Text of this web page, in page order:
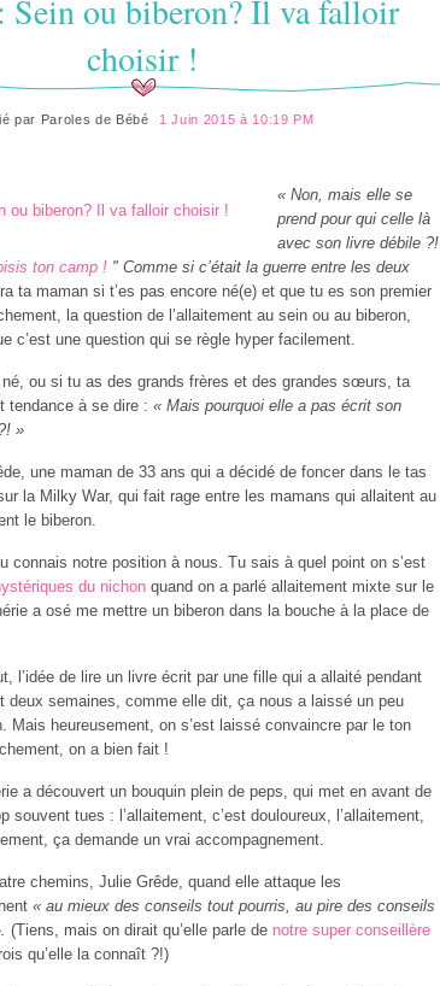
Sein ou biberon? Il va falloir
choisir !
par Paroles de Bébé 1 Juin 2015 à 10:19 PM
« Non, mais elle se
prend pour qui celle là
avec son livre débile ?!
ton camp ! " Comme si c’était la guerre entre les deux
ta maman si t’es pas encore né(e) et que tu es son premier
la question de l’allaitement au sein ou au biberon,
c’est une question qui se règle hyper facilement.
ou si tu as des grands frères et des grandes sœurs, ta
tendance à se dire : « Mais pourquoi elle a pas écrit son
»
une maman de 33 ans qui a décidé de foncer dans le tas
la Milky War, qui fait rage entre les mamans qui allaitent au
le biberon.
connais notre position à nous. Tu sais à quel point on s’est
du nichon quand on a parlé allaitement mixte sur le
a osé me mettre un biberon dans la bouche à la place de
l’idée de lire un livre écrit par une fille qui a allaité pendant
deux semaines, comme elle dit, ça nous a laissé un peu
Mais heureusement, on s’est laissé convaincre par le ton
on a bien fait !
a découvert un bouquin plein de peps, qui met en avant de
souvent tues : l’allaitement, c’est douloureux, l’allaitement,
ça demande un vrai accompagnement.
chemins, Julie Grêde, quand elle attaque les
« au mieux des conseils tout pourris, au pire des conseils
(Tiens, mais on dirait qu’elle parle de notre super conseillère
qu’elle la connaît ?!)